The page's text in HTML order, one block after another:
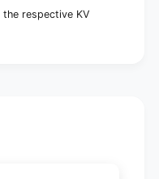
respective KV